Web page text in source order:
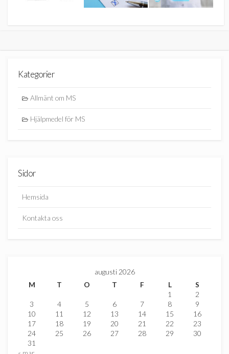
Kategorier
Allmänt om MS
Hjälpmedel för MS
Sidor
Hemsida
Kontakta oss
augusti 2026
M
T O T F L
S
1
2
3
4 5 6 7 8
9
10
11 12 13 14 15
16
17
18 19 20 21 22
23
24
25 26 27 28 29
30
31